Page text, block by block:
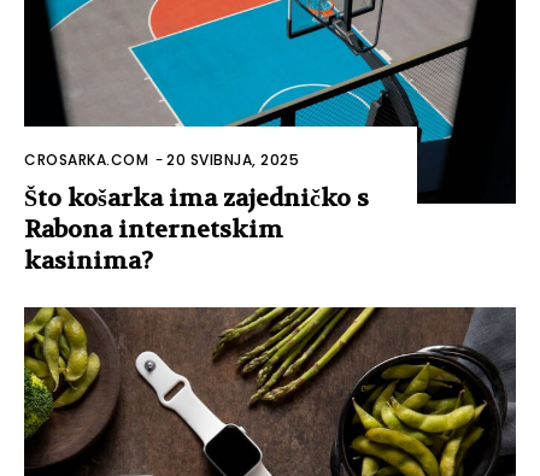
CROSARKA.COM -20 SVIBNJA, 2025
Što košarka ima zajedničko s
Rabona internetskim
kasinima?